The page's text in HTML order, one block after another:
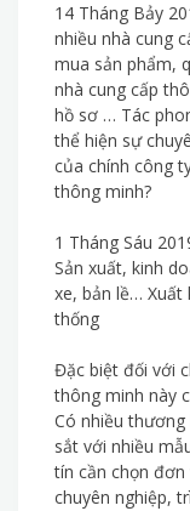
14 Tháng Bảy
nhiều nhà cung
mua sản phẩm,
nhà cung cấp
hồ sơ … Tác
thể hiện sự
của chính công
thông minh?
1 Tháng Sáu
Sản xuất, kinh
xe, bản lề… Xuất
thống
Đặc biệt đối với
thông minh này
Có nhiều
sắt với nhiều
tín cần chọn
chuyên nghiệp,